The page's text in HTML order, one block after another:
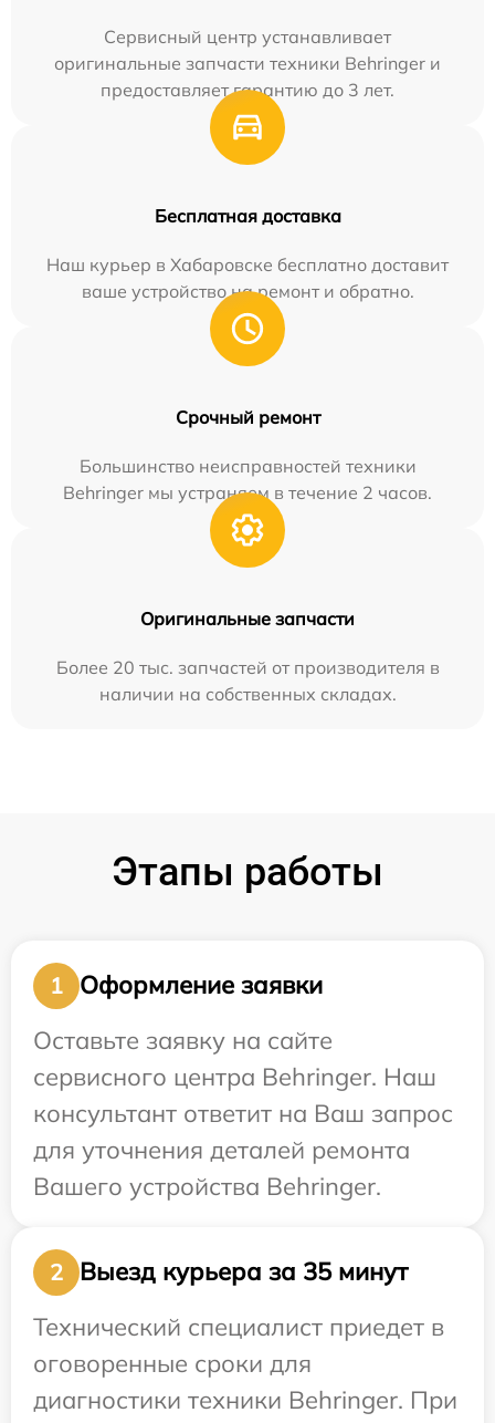
Сервисный центр устанавливает
оригинальные запчасти техники Behringer и
предоставляет гарантию до 3 лет.
Бесплатная доставка
Наш курьер в Хабаровске бесплатно доставит
ваше устройство на ремонт и обратно.
Срочный ремонт
Большинство неисправностей техники
Behringer мы устраняем в течение 2 часов.
Оригинальные запчасти
Более 20 тыс. запчастей от производителя в
наличии на собственных складах.
Этапы работы
1
Оформление заявки
Оставьте заявку на сайте
сервисного центра Behringer. Наш
консультант ответит на Ваш запрос
для уточнения деталей ремонта
Вашего устройства Behringer.
2
Выезд курьера за 35 минут
Технический специалист приедет в
оговоренные сроки для
диагностики техники Behringer. При